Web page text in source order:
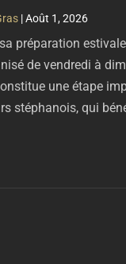
|Août 1, 2026
préparation
de vendredi à
une étape
stéphanois, qui